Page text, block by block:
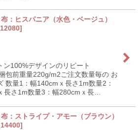
布：ヒスパニア（水色・ベージュ）
]
ン100%デザインのリピート
包前重量220g/m2ご注文数量毎の お
数量1：幅140cmｘ長さ1m数量2：
長さ1m数量3：幅280cmｘ長…
布：ストライプ・アモー（ブラウン）
]